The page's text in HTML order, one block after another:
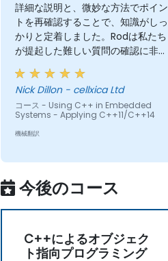
詳細な説明と、微妙な方法でポイン
トを再確認することで、知識がしっ
かりと定着しました。Rodは私たち
が提起した難しい質問の確認に非常
に協力的で、答えが100%正確であ
ることを確認してくれました。ま
た、異なるコーディングスタイルの
利点と欠点について議論することへ
の関心があり、C++を目的通りに使
用するだけでなく、その理由も学ぶ
Nick Dillon - cellxica Ltd
コース - Using C++ in Embedded
Systems - Applying C++11/C++14
機械翻訳
今後のコース
C++によるオブジェク
ト指向プログラミング